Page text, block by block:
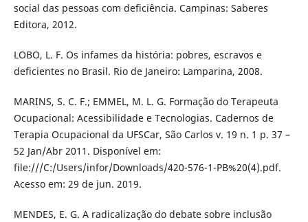
social das pessoas com deficiência. Campinas: Saberes
Editora, 2012.
LOBO, L. F. Os infames da história: pobres, escravos e
deficientes no Brasil. Rio de Janeiro: Lamparina, 2008.
MARINS, S. C. F.; EMMEL, M. L. G. Formação do Terapeuta
Ocupacional: Acessibilidade e Tecnologias. Cadernos de
Terapia Ocupacional da UFSCar, São Carlos v. 19 n. 1 p. 37 –
52 Jan/Abr 2011. Disponível em:
file:///C:/Users/infor/Downloads/420-576-1-PB%20(4).pdf.
Acesso em: 29 de jun. 2019.
MENDES, E. G. A radicalização do debate sobre inclusão